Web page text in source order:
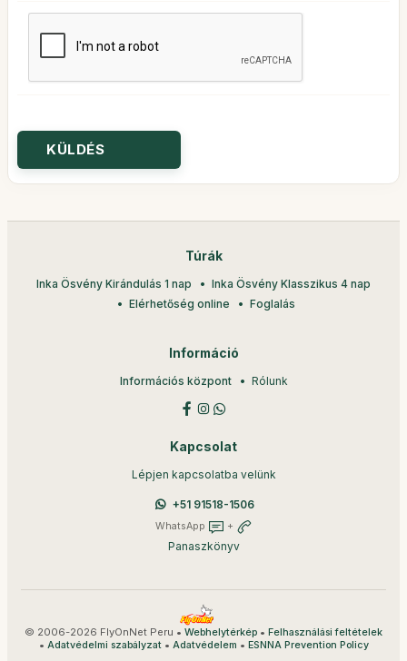
Túrák
Inka Ösvény Kirándulás 1 nap
Inka Ösvény Klasszikus 4 nap
Elérhetőség online
Foglalás
Információ
Információs központ Rólunk
Kapcsolat
Lépjen kapcsolatba velünk
+51 91518-1506
WhatsApp +
Panaszkönyv
© 2006-2026 FlyOnNet Peru • Webhelytérkép • Felhasználási feltételek
• Adatvédelmi szabályzat• Adatvédelem • ESNNA Prevention Policy